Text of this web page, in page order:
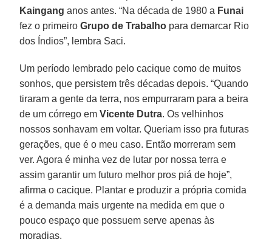
Kaingang anos antes. “Na década de 1980 a Funai
fez o primeiroGrupo de Trabalho para demarcar Rio
dos Índios”, lembra Saci.
Um período lembrado pelo cacique como de muitos
sonhos, que persistem três décadas depois. “Quando
tiraram a gente da terra, nos empurraram para a beira
de um córrego emVicente Dutra. Os velhinhos
nossos sonhavam em voltar. Queriam isso pra futuras
gerações, que é o meu caso. Então morreram sem
ver. Agora é minha vez de lutar por nossa terra e
assim garantir um futuro melhor pros piá de hoje”,
afirma o cacique. Plantar e produzir a própria comida
é a demanda mais urgente na medida em que o
pouco espaço que possuem serve apenas às
moradias.